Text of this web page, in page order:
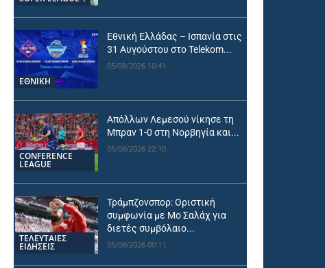
ΕΘΝΙΚΉ
Εθνική Ελλάδας – Ισπανία στις
31 Αυγούστου στο Telekom...
05/08/2026 10:41
CONFERENCE
LEAGUE
Απόλλων Λεμεσού νίκησε τη
Μπραν 1-0 στη Νορβηγία και...
05/08/2026 22:10
ΤΕΛΕΥΤΑΙΕΣ
ΕΙΔΗΣΕΙΣ
Τράμπζονσπορ: Οριστική
συμφωνία με Μο Σαλάχ για
διετές συμβόλαιο...
05/08/2026 00:11